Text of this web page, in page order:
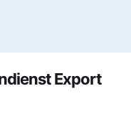
Export